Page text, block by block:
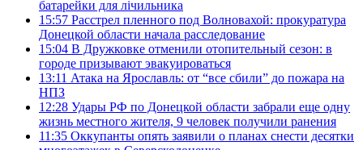
батарейки для лічильника
15:57 Расстрел пленного под Волновахой: прокуратура
Донецкой области начала расследование
15:04 В Дружковке отменили отопительный сезон: в
городе призывают эвакуироваться
13:11 Атака на Ярославль: от “все сбили” до пожара на
НПЗ
12:28 Удары РФ по Донецкой области забрали еще одну
жизнь местного жителя, 9 человек получили ранения
11:35 Оккупанты опять заявили о планах снести десятки